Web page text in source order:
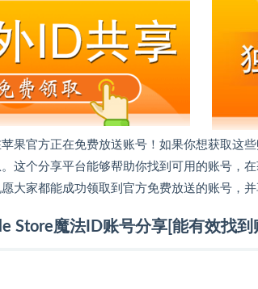
果官方正在免费放送账号！如果你想获取这
这个分享平台能够帮助你找到可用的账号，
大家都能成功领取到官方免费放送的账号，
Store魔法ID账号分享[能有效找到